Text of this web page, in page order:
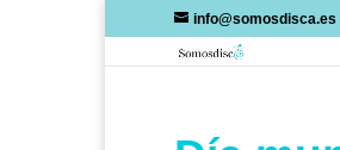
info@somosdisca.es